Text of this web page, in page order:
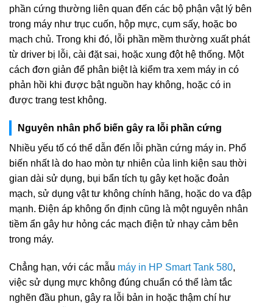
phần cứng thường liên quan đến các bộ phận vật lý bên
trong máy như trục cuốn, hộp mực, cụm sấy, hoặc bo
mạch chủ. Trong khi đó, lỗi phần mềm thường xuất phát
từ driver bị lỗi, cài đặt sai, hoặc xung đột hệ thống. Một
cách đơn giản để phân biệt là kiểm tra xem máy in có
phản hồi khi được bật nguồn hay không, hoặc có in
được trang test không.
Nguyên nhân phổ biến gây ra lỗi phần cứng
Nhiều yếu tố có thể dẫn đến lỗi phần cứng máy in. Phổ
biến nhất là do hao mòn tự nhiên của linh kiện sau thời
gian dài sử dụng, bụi bẩn tích tụ gây kẹt hoặc đoản
mạch, sử dụng vật tư không chính hãng, hoặc do va đập
mạnh. Điện áp không ổn định cũng là một nguyên nhân
tiềm ẩn gây hư hỏng các mạch điện tử nhạy cảm bên
trong máy.
Chẳng hạn, với các mẫu máy in HP Smart Tank 580,
việc sử dụng mực không đúng chuẩn có thể làm tắc
nghẽn đầu phun, gây ra lỗi bản in hoặc thậm chí hư